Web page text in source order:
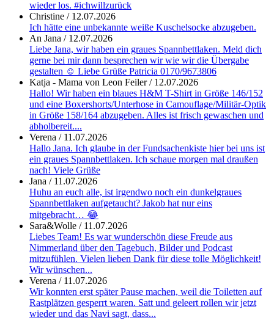
wieder los. #ichwillzurück
Christine / 12.07.2026
Ich hätte eine unbekannte weiße Kuschelsocke abzugeben.
An Jana / 12.07.2026
Liebe Jana, wir haben ein graues Spannbettlaken. Meld dich
gerne bei mir dann besprechen wir wie wir die Übergabe
gestalten ☺️ Liebe Grüße Patricia 0170/9673806
Katja - Mama von Leon Feiler/ 12.07.2026
Hallo! Wir haben ein blaues H&M T-Shirt in Größe 146/152
und eine Boxershorts/Unterhose in Camouflage/Militär-Optik
in Größe 158/164 abzugeben. Alles ist frisch gewaschen und
abholbereit....
Verena / 11.07.2026
Hallo Jana. Ich glaube in der Fundsachenkiste hier bei uns ist
ein graues Spannbettlaken. Ich schaue morgen mal draußen
nach! Viele Grüße
Jana / 11.07.2026
Huhu an euch alle, ist irgendwo noch ein dunkelgraues
Spannbettlaken aufgetaucht? Jakob hat nur eins
mitgebracht… 😂
Sara&Wolle / 11.07.2026
Liebes Team! Es war wunderschön diese Freude aus
Nimmerland über den Tagebuch, Bilder und Podcast
mitzufühlen. Vielen lieben Dank für diese tolle Möglichkeit!
Wir wünschen...
Verena / 11.07.2026
Wir konnten erst später Pause machen, weil die Toiletten auf
Rastplätzen gesperrt waren. Satt und geleert rollen wir jetzt
wieder und das Navi sagt, dass...